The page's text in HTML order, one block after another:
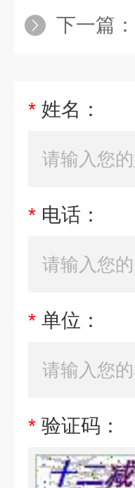
下一篇：
* 姓名：
* 电话：
* 单位：
* 验证码：